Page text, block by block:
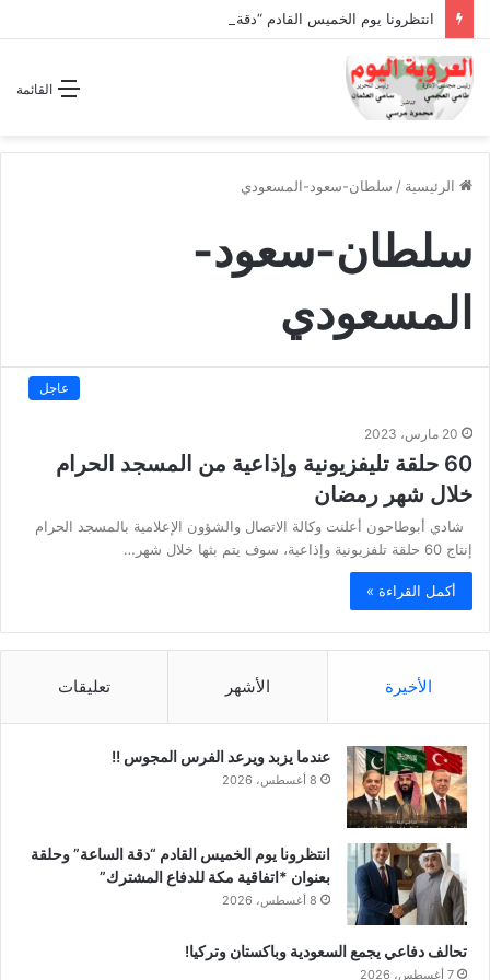
القائمة
الرئيسية / سلطان-سعود-المسعودي
سلطان-سعود-
المسعودي
عاجل
20 مارس، 2023
60 حلقة تليفزيونية وإذاعية من المسجد الحرام
خلال شهر رمضان
شادي أبوطاحون أعلنت وكالة الاتصال والشؤون الإعلامية بالمسجد الحرام
إنتاج 60 حلقة تلفزيونية وإذاعية، سوف يتم بثها خلال شهر…
أكمل القراءة »
الأخيرة الأشهر تعليقات
عندما يزبد ويرعد الفرس المجوس !!
8 أغسطس، 2026
انتظرونا يوم الخميس القادم “دقة الساعة” وحلقة
بعنوان *اتفاقية مكة للدفاع المشترك”
8 أغسطس، 2026
تحالف دفاعي يجمع السعودية وباكستان وتركيا!
7 أغسطس، 2026